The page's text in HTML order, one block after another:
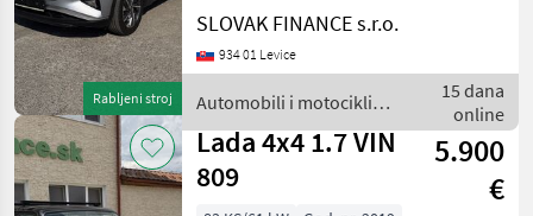
Rabljeni stroj
6 hybrid (diesel + HEV) r.v.
10/2022, 26 974 km, 100 kW,
1598 cm3, automatická
automatická k
SLOVAK FINANCE s.r.o.
934 01 Levice
Automobili i motocikli /
Hyundai
15 dana
online
Lada 4x4 1.7 VIN
809
5.900
€